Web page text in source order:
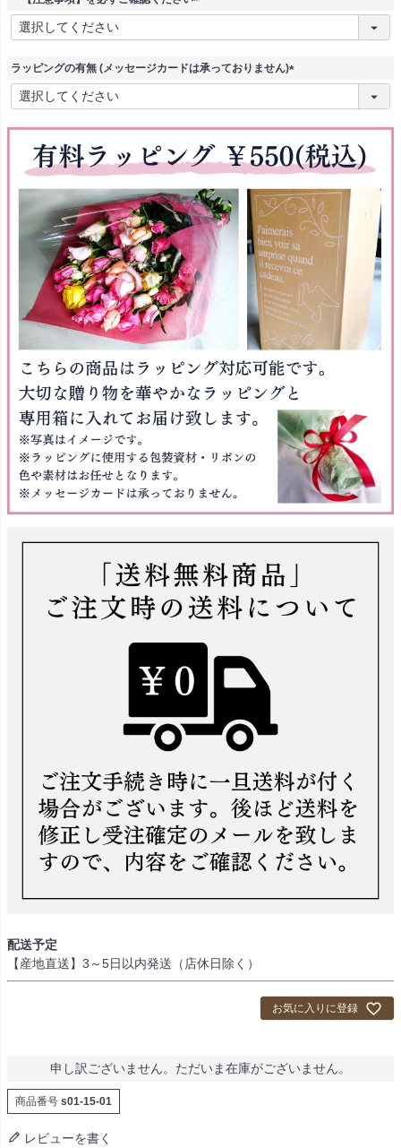
(
)
ラッピングの有無 (メッセージカードは承っておりません)
(
配送予定
【産地直送】3～5日以内発送（店休日除く）
お気に入りに登録
申し訳ございません。ただいま在庫がございません。
商品番号 s01-15-01
レビューを書く